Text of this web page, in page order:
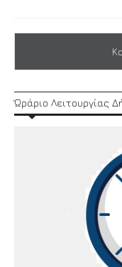
Ώράριο Λειτουργίας